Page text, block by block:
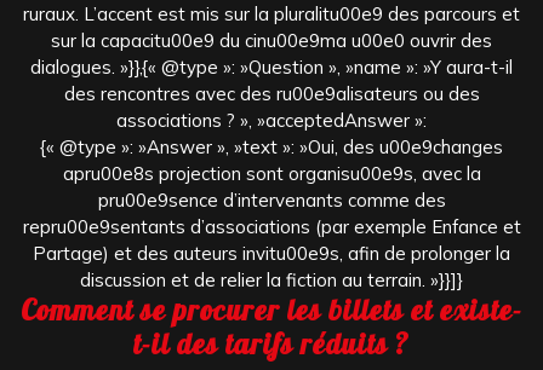
ruraux. L’accent est mis sur la pluralitu00e9 des parcours et
sur la capacitu00e9 du cinu00e9ma u00e0 ouvrir des
dialogues. »}},{« @type »: »Question », »name »: »Y aura-t-il
des rencontres avec des ru00e9alisateurs ou des
associations ? », »acceptedAnswer »:
{« @type »: »Answer », »text »: »Oui, des u00e9changes
apru00e8s projection sont organisu00e9s, avec la
pru00e9sence d’intervenants comme des
repru00e9sentants d’associations (par exemple Enfance et
Partage) et des auteurs invitu00e9s, afin de prolonger la
discussion et de relier la fiction au terrain. »}}]}
Comment se procurer les billets et existe-
t-il des tarifs réduits ?